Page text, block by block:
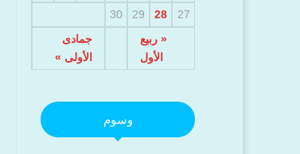
« ربيع
الأول
جمادى
الأولى »
27
28
29
30
وسوم